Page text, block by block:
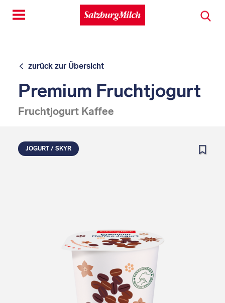
Toggle
navigation
zurück zur Übersicht
Premium Fruchtjogurt
Fruchtjogurt Kaffee
JOGURT / SKYR